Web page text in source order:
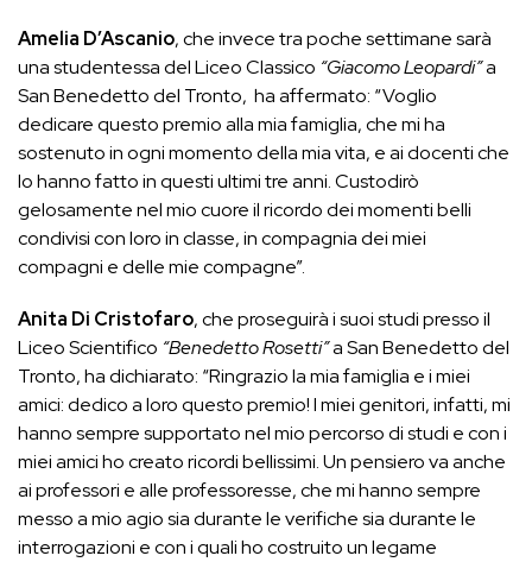
Amelia D’Ascanio, che invece tra poche settimane sarà
una studentessa del Liceo Classico “Giacomo Leopardi”a
San Benedetto del Tronto, ha affermato: “Voglio
dedicare questo premio alla mia famiglia, che mi ha
sostenuto in ogni momento della mia vita, e ai docenti che
lo hanno fatto in questi ultimi tre anni. Custodirò
gelosamente nel mio cuore il ricordo dei momenti belli
condivisi con loro in classe, in compagnia dei miei
compagni e delle mie compagne”.
Anita Di Cristofaro, che proseguirà i suoi studi presso il
Liceo Scientifico “Benedetto Rosetti”a San Benedetto del
Tronto, ha dichiarato: “Ringrazio la mia famiglia e i miei
amici: dedico a loro questo premio! I miei genitori, infatti, mi
hanno sempre supportato nel mio percorso di studi e con i
miei amici ho creato ricordi bellissimi. Un pensiero va anche
ai professori e alle professoresse, che mi hanno sempre
messo a mio agio sia durante le verifiche sia durante le
interrogazioni e con i quali ho costruito un legame